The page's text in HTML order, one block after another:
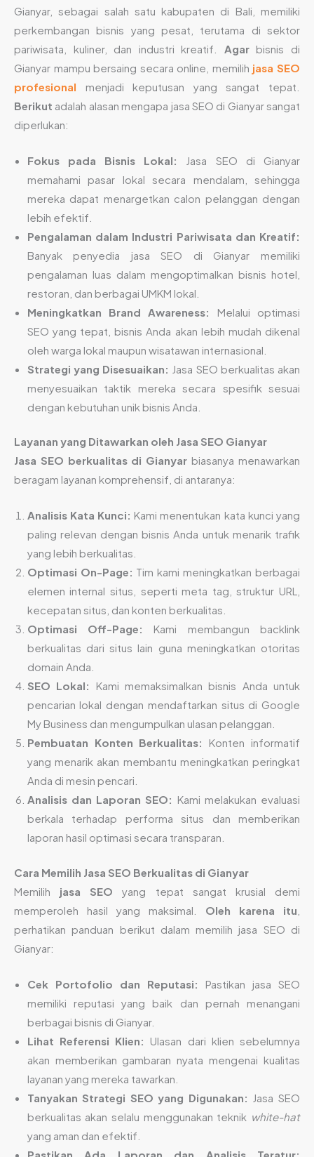
Gianyar, sebagai salah satu kabupaten di Bali, memiliki
perkembangan bisnis yang pesat, terutama di sektor
pariwisata, kuliner, dan industri kreatif. Agarbisnis di
Gianyar mampu bersaing secara online, memilih jasa SEO
profesional menjadi keputusan yang sangat tepat.
Berikut adalah alasan mengapa jasa SEO di Gianyar sangat
diperlukan:
Fokus pada Bisnis Lokal:
Jasa SEO di Gianyar
memahami pasar lokal secara mendalam, sehingga
mereka dapat menargetkan calon pelanggan dengan
lebih efektif.
Pengalaman dalam Industri Pariwisata dan Kreatif:
Banyak penyedia jasa SEO di Gianyar memiliki
pengalaman luas dalam mengoptimalkan bisnis hotel,
restoran, dan berbagai UMKM lokal.
Meningkatkan Brand Awareness:
Melalui optimasi
SEO yang tepat, bisnis Anda akan lebih mudah dikenal
oleh warga lokal maupun wisatawan internasional.
Strategi yang Disesuaikan: Jasa SEO berkualitas akan
menyesuaikan taktik mereka secara spesifik sesuai
dengan kebutuhan unik bisnis Anda.
Layanan yang Ditawarkan oleh Jasa SEO Gianyar
Jasa SEO berkualitas di Gianyar biasanya menawarkan
beragam layanan komprehensif, di antaranya:
Analisis Kata Kunci: Kami menentukan kata kunci yang
paling relevan dengan bisnis Anda untuk menarik trafik
yang lebih berkualitas.
Optimasi On-Page: Tim kami meningkatkan berbagai
elemen internal situs, seperti meta tag, struktur URL,
kecepatan situs, dan konten berkualitas.
Optimasi Off-Page:
Kami membangun backlink
berkualitas dari situs lain guna meningkatkan otoritas
domain Anda.
SEO Lokal:
Kami memaksimalkan bisnis Anda untuk
pencarian lokal dengan mendaftarkan situs di Google
My Business dan mengumpulkan ulasan pelanggan.
Pembuatan Konten Berkualitas:
Konten informatif
yang menarik akan membantu meningkatkan peringkat
Anda di mesin pencari.
Analisis dan Laporan SEO: Kami melakukan evaluasi
berkala terhadap performa situs dan memberikan
laporan hasil optimasi secara transparan.
Cara Memilih Jasa SEO Berkualitas di Gianyar
Memilih jasa SEO yang tepat sangat krusial demi
memperoleh hasil yang maksimal. Oleh karena itu
perhatikan panduan berikut dalam memilih jasa SEO di
Gianyar:
Cek Portofolio dan Reputasi: Pastikan jasa SEO
memiliki reputasi yang baik dan pernah menangani
berbagai bisnis di Gianyar.
Lihat Referensi Klien: Ulasan dari klien sebelumnya
akan memberikan gambaran nyata mengenai kualitas
layanan yang mereka tawarkan.
Tanyakan Strategi SEO yang Digunakan: Jasa SEO
berkualitas akan selalu menggunakan teknik white-hat
yang aman dan efektif.
Pastikan Ada Laporan dan Analisis Teratur: